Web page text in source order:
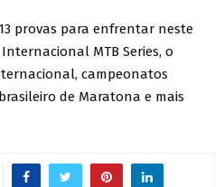
provas para enfrentar neste
MTB Series, o
campeonatos
de Maratona e mais